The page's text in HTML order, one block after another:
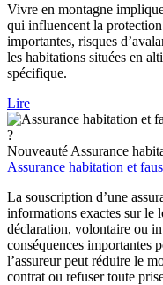
Vivre en montagne
qui influencent la
importantes, risques
les habitations situées en
spécifique.
Lire
Nouveauté Assurance
Assurance habitation et
La souscription d’une
informations exactes sur le
déclaration, volontaire ou
conséquences importantes
l’assureur peut réduire le
contrat ou refuser toute